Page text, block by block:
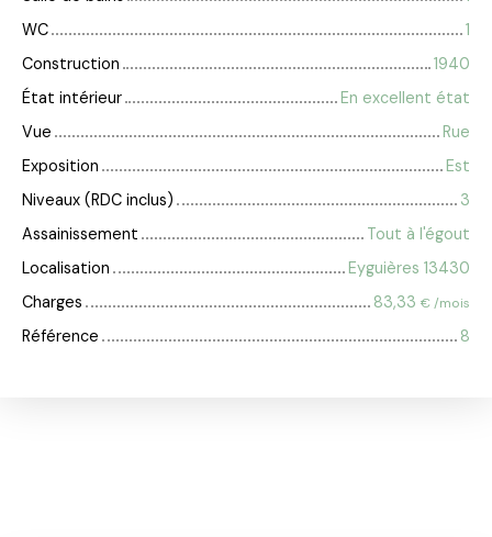
WC
1
Construction
1940
État intérieur
En excellent état
Vue
Rue
Exposition
Est
Niveaux (RDC inclus)
3
Assainissement
Tout à l'égout
Localisation
Eyguières 13430
Charges
83,33 € /mois
Référence 8